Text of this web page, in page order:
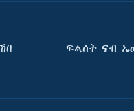
ፍልሰት ናብ